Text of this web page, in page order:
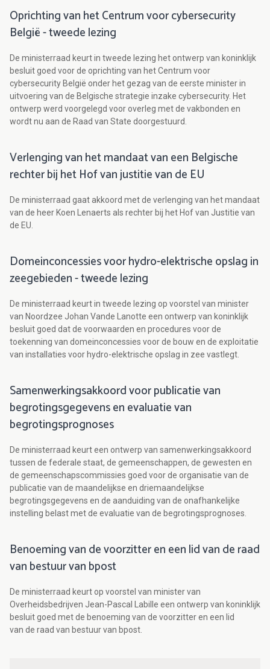
Oprichting van het Centrum voor cybersecurity
België - tweede lezing
De ministerraad keurt in tweede lezing het ontwerp van koninklijk
besluit goed voor de oprichting van het Centrum voor
cybersecurity België onder het gezag van de eerste minister in
uitvoering van de Belgische strategie inzake cybersecurity. Het
ontwerp werd voorgelegd voor overleg met de vakbonden en
wordt nu aan de Raad van State doorgestuurd.
Verlenging van het mandaat van een Belgische
rechter bij het Hof van justitie van de EU
De ministerraad gaat akkoord met de verlenging van het mandaat
van de heer Koen Lenaerts als rechter bij het Hof van Justitie van
de EU.
Domeinconcessies voor hydro-elektrische opslag in
zeegebieden - tweede lezing
De ministerraad keurt in tweede lezing op voorstel van minister
van Noordzee Johan Vande Lanotte een ontwerp van koninklijk
besluit goed dat de voorwaarden en procedures voor de
toekenning van domeinconcessies voor de bouw en de exploitatie
van installaties voor hydro-elektrische opslag in zee vastlegt.
Samenwerkingsakkoord voor publicatie van
begrotingsgegevens en evaluatie van
begrotingsprognoses
De ministerraad keurt een ontwerp van samenwerkingsakkoord
tussen de federale staat, de gemeenschappen, de gewesten en
de gemeenschapscommissies goed voor de organisatie van de
publicatie van de maandelijkse en driemaandelijkse
begrotingsgegevens en de aanduiding van de onafhankelijke
instelling belast met de evaluatie van de begrotingsprognoses.
Benoeming van de voorzitter en een lid van de raad
van bestuur van bpost
De ministerraad keurt op voorstel van minister van
Overheidsbedrijven Jean-Pascal Labille een ontwerp van koninklijk
besluit goed met de benoeming van de voorzitter en een lid
van de raad van bestuur van bpost.